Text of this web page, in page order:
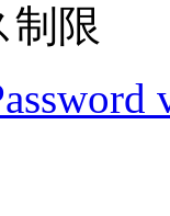
制限